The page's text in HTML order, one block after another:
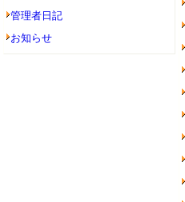
管理者日記
お知らせ